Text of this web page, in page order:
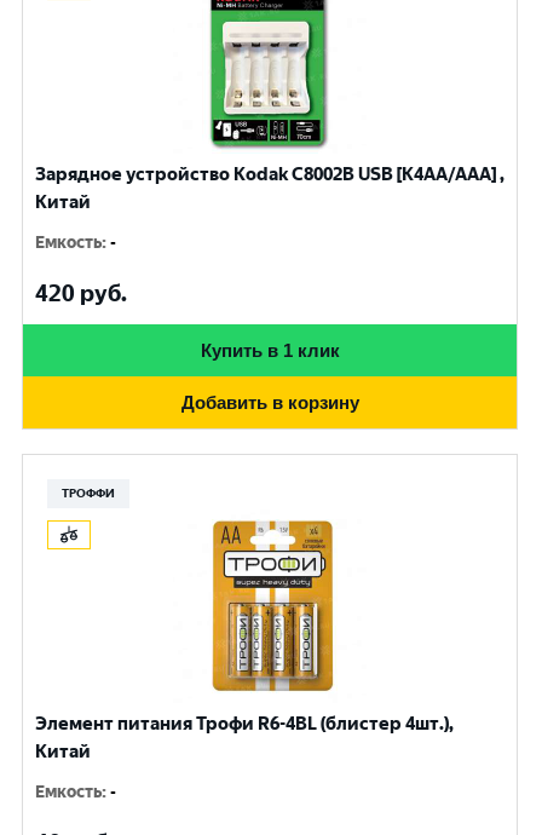
Зарядное устройство Kodak С8002B USB [K4AA/AAA] ,
Китай
Емкость:-
420 руб.
Купить в 1 клик
Добавить в корзину
ТРОФФИ
Элемент питания Трофи R6-4BL (блистер 4шт.),
Китай
Емкость:-